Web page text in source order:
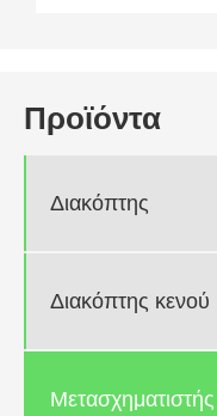
Προϊόντα
Διακόπτης
Διακόπτης κενού